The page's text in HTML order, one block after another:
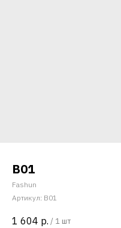
B01
Fashun
Артикул: B01
1 604 р. / 1 шт